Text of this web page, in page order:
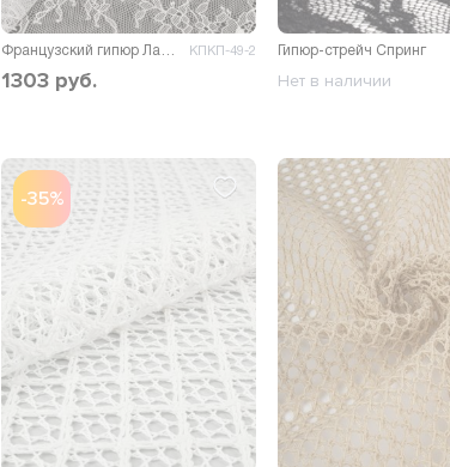
КПКП-49-2
1303 руб.
Гипюр-стрейч Спринг
Нет в наличии
-35%